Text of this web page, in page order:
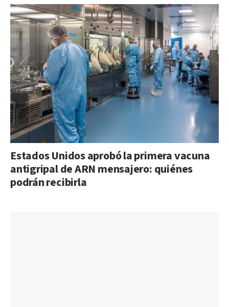
Estados Unidos aprobó la primera vacuna
antigripal de ARN mensajero: quiénes
podrán recibirla